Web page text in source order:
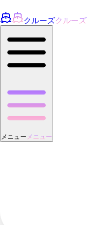
クルーズクルーズ
メニュー メニュー